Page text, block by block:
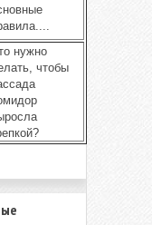
нужно
чтобы